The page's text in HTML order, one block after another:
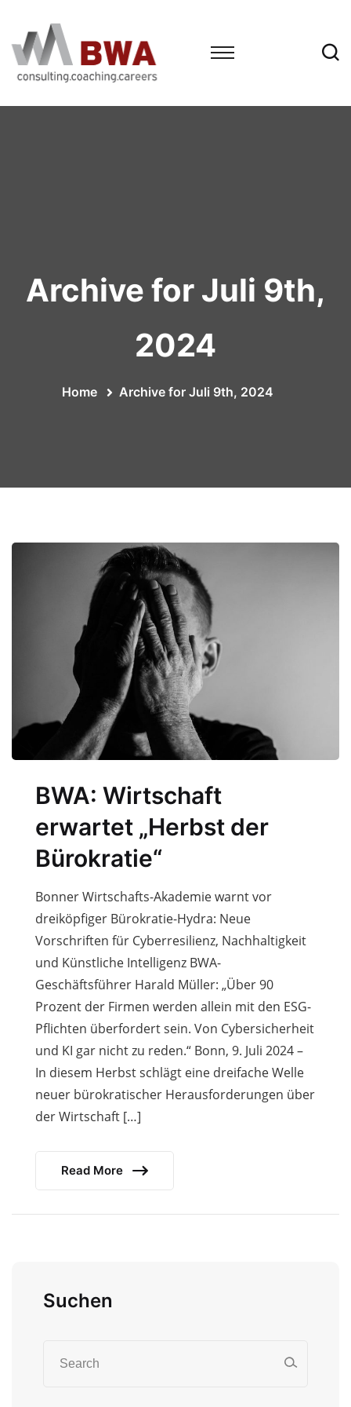
Archive for Juli 9th,
2024
Home Archive for Juli 9th, 2024
BWA: Wirtschaft
erwartet „Herbst der
Bürokratie“
Bonner Wirtschafts-Akademie warnt vor
dreiköpfiger Bürokratie-Hydra: Neue
Vorschriften für Cyberresilienz, Nachhaltigkeit
und Künstliche Intelligenz BWA-
Geschäftsführer Harald Müller: „Über 90
Prozent der Firmen werden allein mit den ESG-
Pflichten überfordert sein. Von Cybersicherheit
und KI gar nicht zu reden.“ Bonn, 9. Juli 2024 –
In diesem Herbst schlägt eine dreifache Welle
neuer bürokratischer Heraus­forderungen über
der Wirtschaft […]
Read More
Suchen